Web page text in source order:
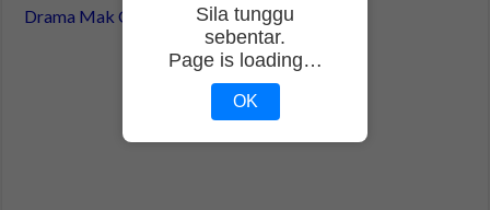
Sila tunggu
sebentar.
Page is loading…
OK